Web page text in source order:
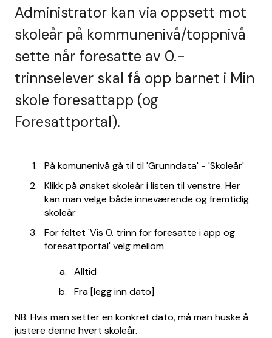
Administrator kan via oppsett mot
skoleår på kommunenivå/toppnivå
sette når foresatte av 0.-
trinnselever skal få opp barnet i Min
skole foresattapp (og
Foresattportal).
På komunenivå gå til til 'Grunndata' - 'Skoleår'
Klikk på ønsket skoleår i listen til venstre. Her
kan man velge både inneværende og fremtidig
skoleår
For feltet 'Vis 0. trinn for foresatte i app og
foresattportal' velg mellom
Alltid
Fra [legg inn dato]
NB: Hvis man setter en konkret dato, må man huske å
justere denne hvert skoleår.